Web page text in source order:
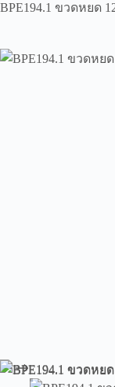
BPE194.1 ขวดหยด